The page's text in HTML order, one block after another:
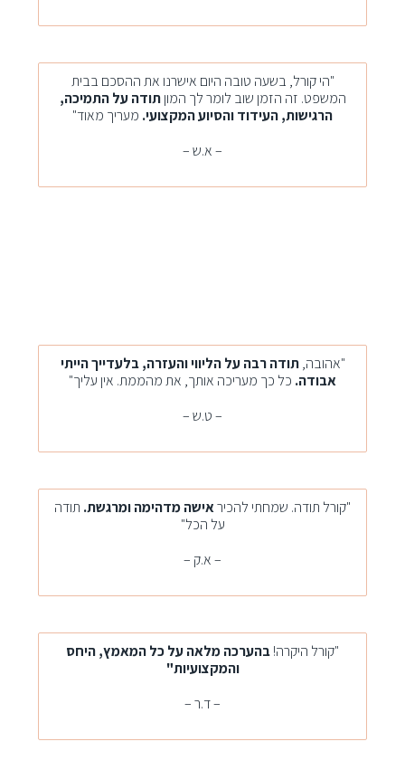
"הי קורל, בשעה טובה היום אישרנו את ההסכם בבית
המשפט. זה הזמן שוב לומר לך המוןתודה על התמיכה,
הרגישות, העידוד והסיוע המקצועי. מעריך מאוד"
– א.ש –
"אהובה,תודה רבה על הליווי והעזרה, בלעדייך הייתי
אבודה. כל כך מעריכה אותך, את מהממת. אין עליך"
– ט.ש –
"קורל תודה. שמחתי להכיראישה מדהימה ומרגשת. תודה
על הכל"
– א.ק –
"קורל היקרה!בהערכה מלאה על כל המאמץ, היחס
והמקצועיות"
– ד.ר –